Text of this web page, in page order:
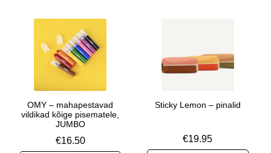
OMY – mahapestavad
vildikad kõige pisematele,
JUMBO
€16.50
Sticky Lemon – pinalid
€19.95